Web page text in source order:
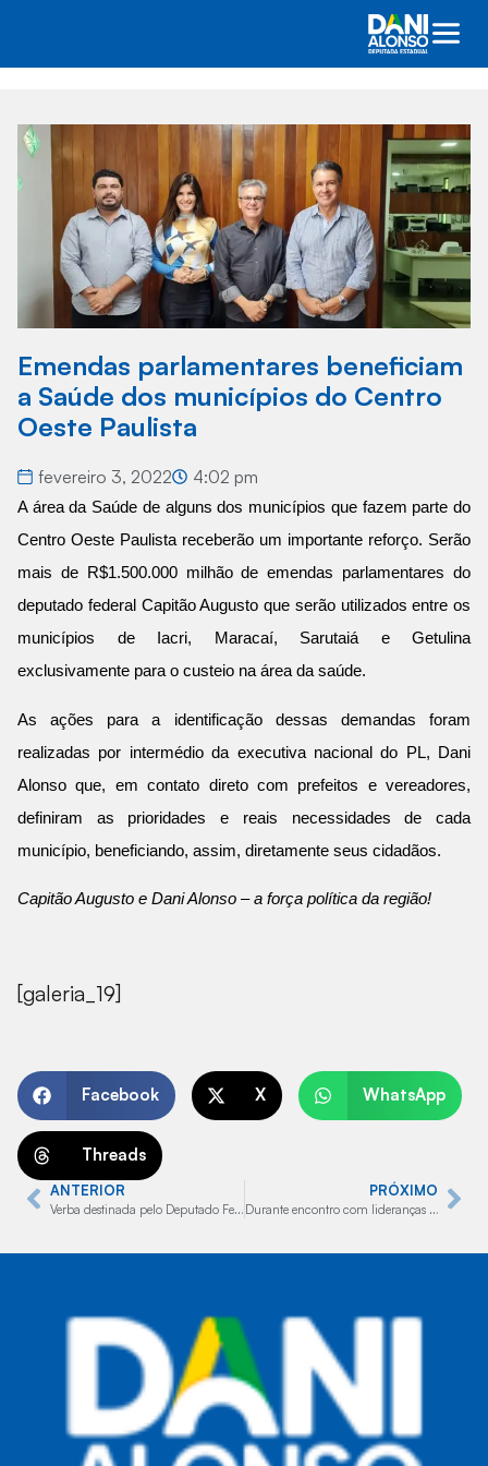
Emendas parlamentares beneficiam
a Saúde dos municípios do Centro
Oeste Paulista
fevereiro 3, 2022 4:02 pm
A área da Saúde de alguns dos municípios que fazem parte do
Centro Oeste Paulista receberão um importante reforço. Serão
mais de R$1.500.000 milhão de emendas parlamentares do
deputado federal Capitão Augusto que serão utilizados entre os
municípios de Iacri, Maracaí, Sarutaiá e Getulina
exclusivamente para o custeio na área da saúde.
As ações para a identificação dessas demandas foram
realizadas por intermédio da executiva nacional do PL, Dani
Alonso que, em contato direto com prefeitos e vereadores,
definiram as prioridades e reais necessidades de cada
município, beneficiando, assim, diretamente seus cidadãos.
Capitão Augusto e Dani Alonso – a força política da região!
[galeria_19]
Facebook X WhatsApp
Threads
ANTERIOR
Verba destinada pelo Deputado Federal Capitão Augusto contemplará a Saúde de Manduri
PRÓXIMO
Durante encontro com lideranças políticas, deputado anuncia repassa ao município de Paraguaçu Paulista